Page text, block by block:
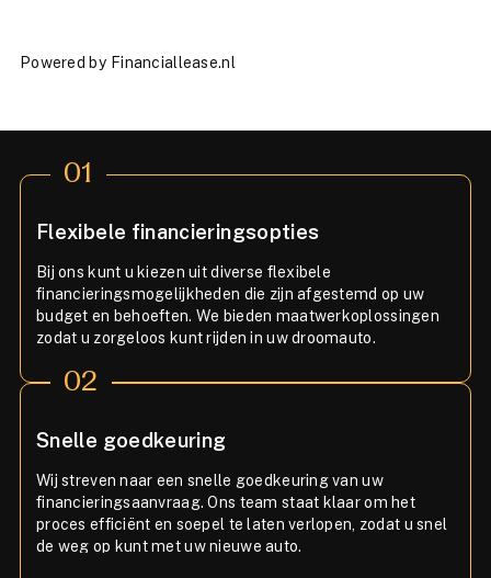
Powered by Financiallease.nl
01
Flexibele financieringsopties
Bij ons kunt u kiezen uit diverse flexibele
financieringsmogelijkheden die zijn afgestemd op uw
budget en behoeften. We bieden maatwerkoplossingen
zodat u zorgeloos kunt rijden in uw droomauto.
02
Snelle goedkeuring
Wij streven naar een snelle goedkeuring van uw
financieringsaanvraag. Ons team staat klaar om het
proces efficiënt en soepel te laten verlopen, zodat u snel
de weg op kunt met uw nieuwe auto.